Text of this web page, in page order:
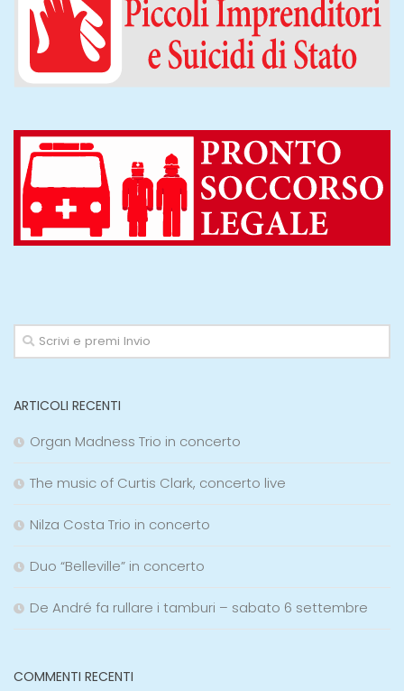
ARTICOLI RECENTI
Organ Madness Trio in concerto
The music of Curtis Clark, concerto live
Nilza Costa Trio in concerto
Duo “Belleville” in concerto
De André fa rullare i tamburi – sabato 6 settembre
COMMENTI RECENTI